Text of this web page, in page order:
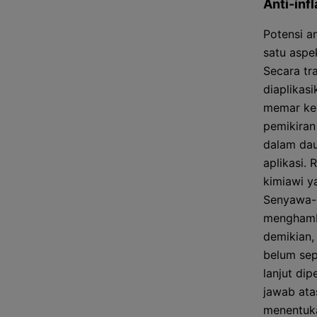
Anti-
Potensi
satu
Secara
memar
dalam
aplikasi.
kimiawi
belum
lanjut
jawab